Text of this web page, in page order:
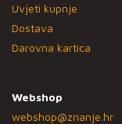
Uvjeti kupnje
Dostava
Darovna kartica
Webshop
webshop@znanje.hr